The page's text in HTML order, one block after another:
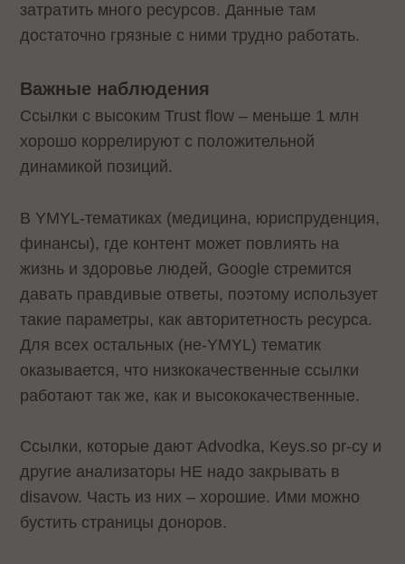
затратить много ресурсов. Данные там
достаточно грязные с ними трудно работать.
Важные наблюдения
Ссылки с высоким Trust flow – меньше 1 млн
хорошо коррелируют с положительной
динамикой позиций.
В YMYL-тематиках (медицина, юриспруденция,
финансы), где контент может повлиять на
жизнь и здоровье людей, Google стремится
давать правдивые ответы, поэтому использует
такие параметры, как авторитетность ресурса.
Для всех остальных (не-YMYL) тематик
оказывается, что низкокачественные ссылки
работают так же, как и высококачественные.
Cсылки, которые дают Advodka, Keys.so pr-cy и
другие анализаторы НЕ надо закрывать в
disavow. Часть из них – хорошие. Ими можно
бустить страницы доноров.